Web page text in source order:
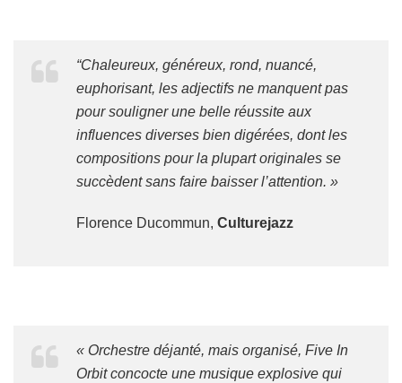
“Chaleureux, généreux, rond, nuancé,
euphorisant, les adjectifs ne manquent pas
pour souligner une belle réussite aux
influences diverses bien digérées, dont les
compositions pour la plupart originales se
succèdent sans faire baisser l’attention. »
Florence Ducommun, Culturejazz
« Orchestre déjanté, mais organisé, Five In
Orbit concocte une musique explosive qui